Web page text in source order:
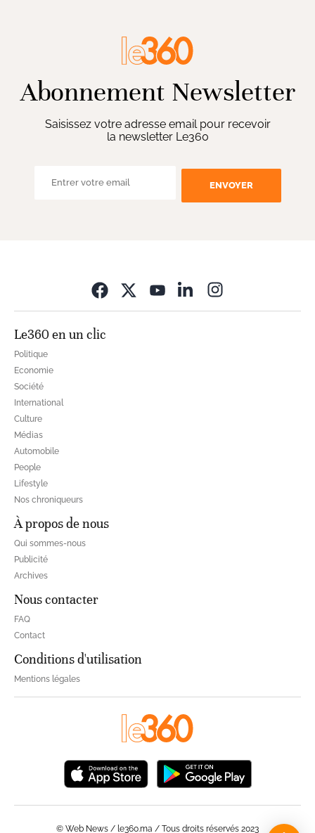
Abonnement Newsletter
Saisissez votre adresse email pour recevoir
la newsletter Le360
ENVOYER
Le360 en un clic
Politique
Economie
Société
International
Culture
Médias
Automobile
People
Lifestyle
Nos chroniqueurs
À propos de nous
Qui sommes-nous
Publicité
Archives
Nous contacter
FAQ
Contact
Conditions d'utilisation
Mentions légales
© Web News / le360.ma / Tous droits réservés 2023